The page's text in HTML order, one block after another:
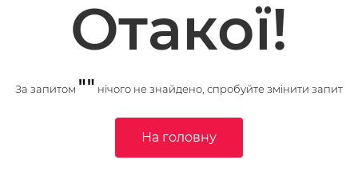
Отакої!
За запитом "" нічого не знайдено, спробуйте змінити запит
На головну